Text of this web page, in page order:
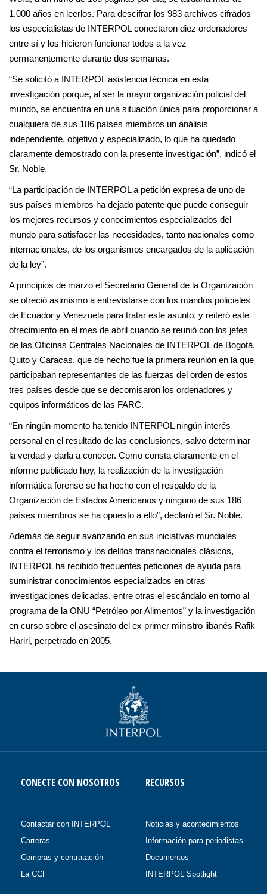
1.000 años en leerlos. Para descifrar los 983 archivos cifrados
los especialistas de INTERPOL conectaron diez ordenadores
entre sí y los hicieron funcionar todos a la vez
permanentemente durante dos semanas.
“Se solicitó a INTERPOL asistencia técnica en esta
investigación porque, al ser la mayor organización policial del
mundo, se encuentra en una situación única para proporcionar a
cualquiera de sus 186 países miembros un análisis
independiente, objetivo y especializado, lo que ha quedado
claramente demostrado con la presente investigación”, indicó el
Sr. Noble.
“La participación de INTERPOL a petición expresa de uno de
sus países miembros ha dejado patente que puede conseguir
los mejores recursos y conocimientos especializados del
mundo para satisfacer las necesidades, tanto nacionales como
internacionales, de los organismos encargados de la aplicación
de la ley”.
A principios de marzo el Secretario General de la Organización
se ofreció asimismo a entrevistarse con los mandos policiales
de Ecuador y Venezuela para tratar este asunto, y reiteró este
ofrecimiento en el mes de abril cuando se reunió con los jefes
de las Oficinas Centrales Nacionales de INTERPOL de Bogotá,
Quito y Caracas, que de hecho fue la primera reunión en la que
participaban representantes de las fuerzas del orden de estos
tres países desde que se decomisaron los ordenadores y
equipos informáticos de las FARC.
“En ningún momento ha tenido INTERPOL ningún interés
personal en el resultado de las conclusiones, salvo determinar
la verdad y darla a conocer. Como consta claramente en el
informe publicado hoy, la realización de la investigación
informática forense se ha hecho con el respaldo de la
Organización de Estados Americanos y ninguno de sus 186
países miembros se ha opuesto a ello”, declaró el Sr. Noble.
Además de seguir avanzando en sus iniciativas mundiales
contra el terrorismo y los delitos transnacionales clásicos,
INTERPOL ha recibido frecuentes peticiones de ayuda para
suministrar conocimientos especializados en otras
investigaciones delicadas, entre otras el escándalo en torno al
programa de la ONU “Petróleo por Alimentos” y la investigación
en curso sobre el asesinato del ex primer ministro libanés Rafik
Hariri, perpetrado en 2005.
CONECTE CON NOSOTROS
Contactar con INTERPOL
Carreras
Compras y contratación
La CCF
RECURSOS
Noticias y acontecimientos
Información para periodistas
Documentos
INTERPOL Spotlight